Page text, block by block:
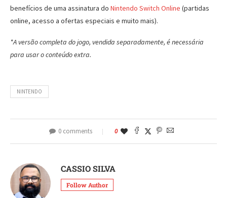
benefícios de uma assinatura do Nintendo Switch Online (partidas
online, acesso a ofertas especiais e muito mais).
*A versão completa do jogo, vendida separadamente, é necessária
para usar o conteúdo extra.
NINTENDO
0 comments 0
CASSIO SILVA
Follow Author